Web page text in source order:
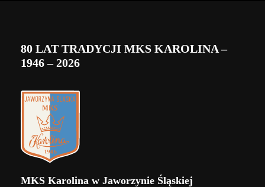
80 LAT TRADYCJI MKS KAROLINA –
1946 – 2026
MKS Karolina w Jaworzynie Śląskiej